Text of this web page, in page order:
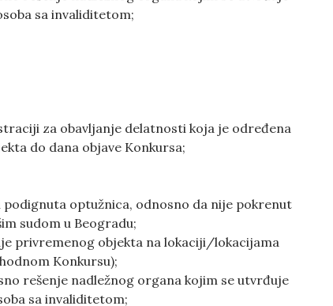
sa invaliditetom;
za obavljanje delatnosti koja je određena
do dana objave Konkursa;
optužnica, odnosno da nije pokrenut
sudom u Beogradu;
privremenog objekta na lokaciji/lokacijama
Konkursu);
rešenje nadležnog organa kojim se utvrđuje
sa invaliditetom;